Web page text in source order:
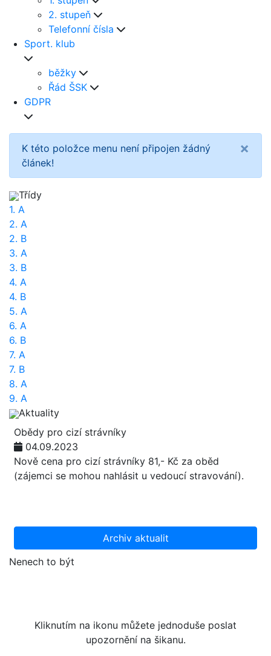
2. stupeň
Telefonní čísla
Sport. klub
běžky
Řád ŠSK
GDPR
×
K této položce menu není připojen žádný
článek!
Třídy
1. A
2. A
2. B
3. A
3. B
4. A
4. B
5. A
6. A
6. B
7. A
7. B
8. A
9. A
Aktuality
Obědy pro cizí strávníky
04.09.2023
Nově cena pro cizí strávníky 81,- Kč za oběd
(zájemci se mohou nahlásit u vedoucí stravování).
Archiv aktualit
Nenech to být
Kliknutím na ikonu můžete jednoduše poslat
upozornění na šikanu.